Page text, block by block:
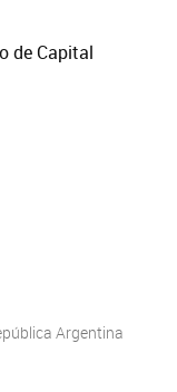
Argentina